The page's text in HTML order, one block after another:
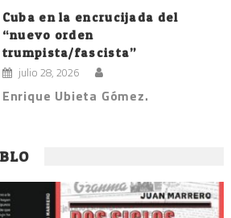
Cuba en la encrucijada del
“nuevo orden
trumpista/fascista”
julio 28, 2026
Enrique Ubieta Gómez.